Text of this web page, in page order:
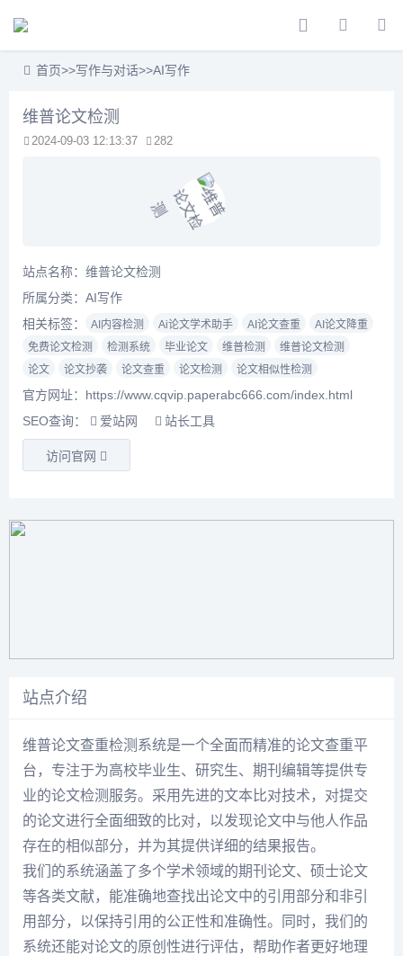
首页>>写作与对话>>AI写作
维普论文检测
2024-09-03 12:13:37 282
站点名称：维普论文检测
所属分类： AI写作
相关标签：
AI内容检测 Ai论文学术助手 AI论文查重
AI论文降重
免费论文检测
检测系统 毕业论文 维普检测
维普论文检测
论文
论文抄袭 论文查重 论文检测 论文相似性检测
官方网址：https://www.cqvip.paperabc666.com/index.html
SEO查询：
爱站网 站长工具
访问官网
站点介绍
维普论文查重检测系统是一个全面而精准的论文查重平
台，专注于为高校毕业生、研究生、期刊编辑等提供专
业的论文检测服务。采用先进的文本比对技术，对提交
的论文进行全面细致的比对，以发现论文中与他人作品
存在的相似部分，并为其提供详细的结果报告。
我们的系统涵盖了多个学术领域的期刊论文、硕士论文
等各类文献，能准确地查找出论文中的引用部分和非引
用部分，以保持引用的公正性和准确性。同时，我们的
系统还能对论文的原创性进行评估，帮助作者更好地理